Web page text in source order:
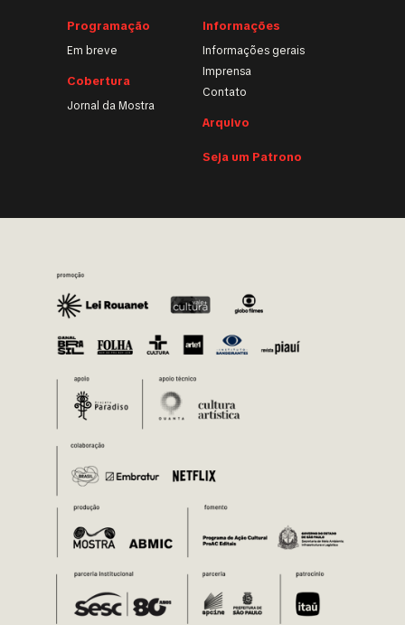
Programação
Em breve
Cobertura
Jornal da Mostra
Informações
Informações gerais
Imprensa
Contato
Arquivo
Seja um Patrono